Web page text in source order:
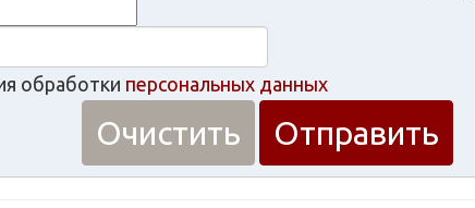
обработки персональных данных